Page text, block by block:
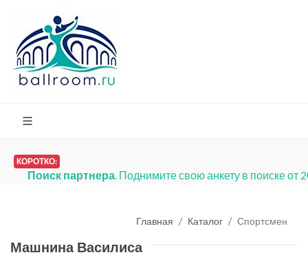
КОРОТКО:
Поиск партнера. Поднимите свою анкету в поиске от
Главная Каталог Спортсмен
Машнина Василиса